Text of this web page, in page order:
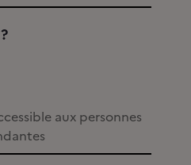
aux personnes